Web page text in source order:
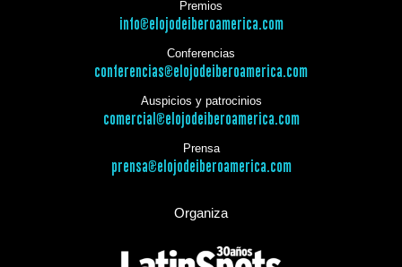
Premios
info@elojodeiberoamerica.com
Conferencias
conferencias@elojodeiberoamerica.com
Auspicios y patrocinios
comercial@elojodeiberoamerica.com
Prensa
prensa@elojodeiberoamerica.com
Organiza